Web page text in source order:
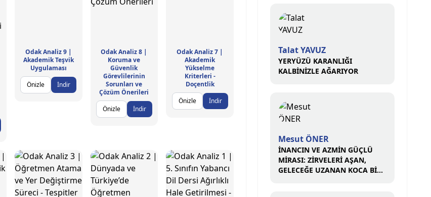
Odak Analiz 9 |
Akademik Teşvik
Uygulaması
Önizle
İndir
Odak Analiz 8 |
Koruma ve
Güvenlik
Görevlilerinin
Sorunları ve
Çözüm Önerileri
Önizle
İndir
Odak Analiz 7 |
Akademik
Yükselme
Kriterleri -
Doçentlik
Önizle
İndir
Talat YAVUZ
YERYÜZÜ KARANLIĞI
KALBİNİZLE AĞARIYOR
Mesut ÖNER
İNANCIN VE AZMİN GÜÇLÜ
MİRASI: ZİRVELERİ AŞAN,
GELECEĞE UZANAN KOCA BİR